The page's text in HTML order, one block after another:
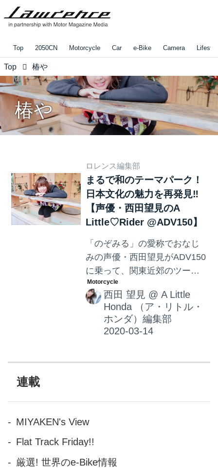
Top 2050CN Motorcycle Car e-Bike Camera
Top 椿や
椿や
ロレンス編集部
まるで和のテーマパーク！
日本文化の魅力を再発見‼︎
【声優・西田望見のA
Little♡Rider @ADV150】
「のぞみる」の愛称でおなじ
みの声優・西田望見がADV150
に乗って、関東近郊のツーリ
ングスポットをご紹介。今回
の舞台は埼玉県川越市。疲れ
た体を癒しに向かったのは、
みんなが大好きなアレが楽し
みる。一体何色だったのでし
西田 望見 @ A Little
Honda （ア・リトル・
ホンダ）編集部
連載
MIYAKEN's View
Flat Track Friday!!
厳選! 世界のe-Bike情報